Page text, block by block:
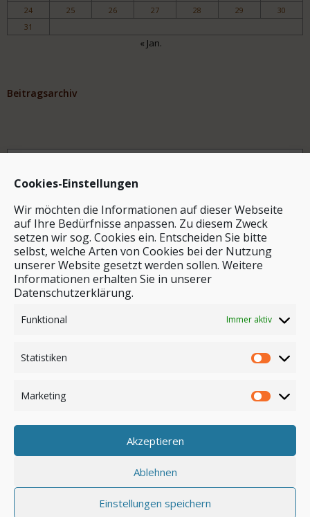
Cookies-Einstellungen
Wir möchten die Informationen auf dieser Webseite
auf Ihre Bedürfnisse anpassen. Zu diesem Zweck
setzen wir sog. Cookies ein. Entscheiden Sie bitte
selbst, welche Arten von Cookies bei der Nutzung
unserer Website gesetzt werden sollen. Weitere
Informationen erhalten Sie in unserer
Datenschutzerklärung.
Funktional Immer aktiv
Statistiken
Marketing
Akzeptieren
Ablehnen
Einstellungen speichern
24
25 26 27 28 29
30
31
« Jan.
Beitragsarchiv
Archiv
Stichwortsuche
Anmelden